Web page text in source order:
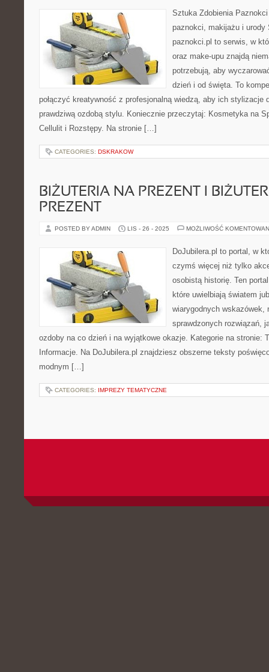
Sztuka Zdobienia
paznokci, makijażu i urody
paznokci.pl to serwis, w
oraz make-upu znajdą
potrzebują, aby
dzień i od święta. To
połączyć kreatywność z profesjonalną wiedzą, aby ich stylizacje
prawdziwą ozdobą stylu. Koniecznie przeczytaj: Kosmetyka na
Cellulit i Rozstępy. Na stronie […]
CATEGORIES: DSKRAKOW
BIŻUTERIA NA PREZENT I
PREZENT
POSTED BY ADMIN LIS - 26 - 2025 MOŻLIWOŚĆ
DoJubilera.pl to portal, w
czymś więcej niż tylko
osobistą historię. Ten
które uwielbiają światem
wiarygodnych wskazówek,
sprawdzonych rozwiązań,
ozdoby na co dzień i na wyjątkowe okazje. Kategorie na stronie:
Informacje. Na DoJubilera.pl znajdziesz obszerne teksty
modnym […]
CATEGORIES: IMPREZY TEMATYCZNE